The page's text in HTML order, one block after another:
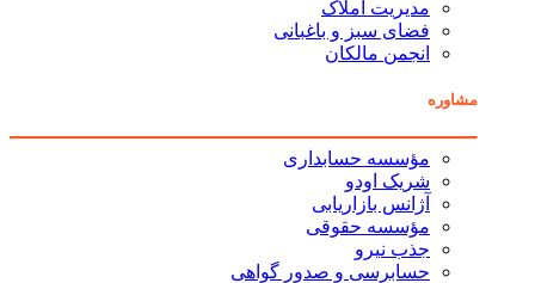
مدیریت املاک
فضای سبز و باغبانی
انجمن مالکان
مشاوره
مؤسسه حسابداری
شریک اودو
آژانس بازاریابی
مؤسسه حقوقی
جذب نیرو
حسابرسی و صدور گواهی